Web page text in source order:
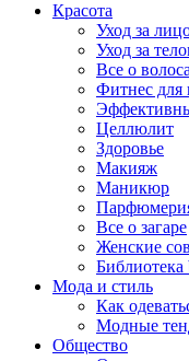
Красота
Уход за
Уход за
Все о
Фитнес для
Целлюлит
Здоровье
Макияж
Маникюр
Все о загаре
Женские
Библиотека
Мода и стиль
Как
Модные
Общество